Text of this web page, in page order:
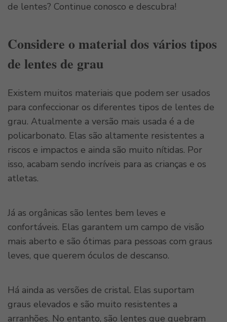
de lentes? Continue conosco e descubra!
Considere o material dos vários tipos
de lentes de grau
Existem muitos materiais que podem ser usados
para confeccionar os diferentes tipos de lentes de
grau. Atualmente a versão mais usada é a de
policarbonato. Elas são altamente resistentes a
riscos e impactos e ainda são muito nítidas. Por
isso, acabam sendo incríveis para as crianças e os
atletas.
Já as orgânicas são lentes bem leves e
confortáveis. Elas garantem um campo de visão
mais aberto e são ótimas para pessoas com graus
leves, que querem óculos de descanso.
Há ainda as versões de cristal. Elas suportam
graus elevados e são muito resistentes a
arranhões. No entanto, são lentes que quebram